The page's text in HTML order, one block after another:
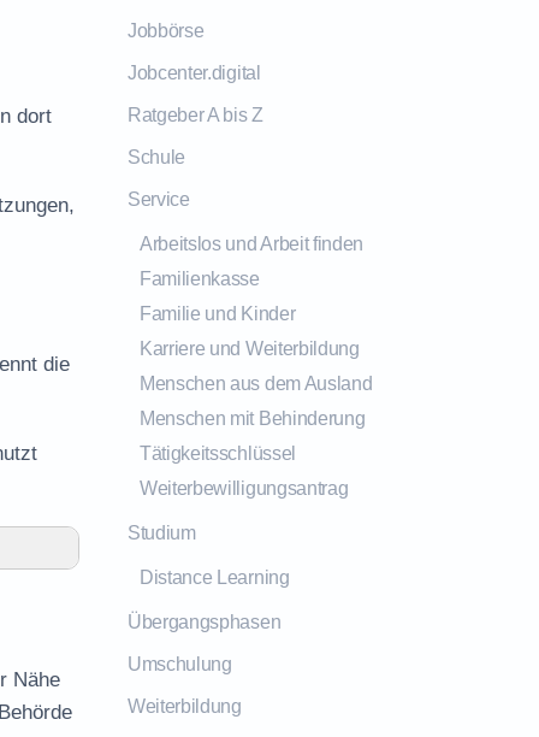
dort
die
Nähe
Jobbörse
Jobcenter.digital
Ratgeber A bis Z
Schule
Service
Arbeitslos und Arbeit finden
Familienkasse
Familie und Kinder
Karriere und Weiterbildung
Menschen aus dem Ausland
Menschen mit Behinderung
Tätigkeitsschlüssel
Weiterbewilligungsantrag
Studium
Distance Learning
Übergangsphasen
Umschulung
Weiterbildung